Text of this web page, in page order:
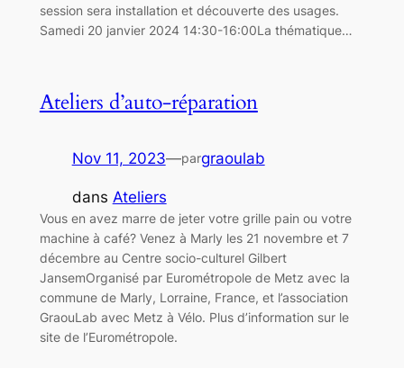
session sera installation et découverte des usages.
Samedi 20 janvier 2024 14:30-16:00La thématique…
Ateliers d’auto-réparation
Nov 11, 2023—pargraoulab
dans Ateliers
Vous en avez marre de jeter votre grille pain ou votre
machine à café? Venez à Marly les 21 novembre et 7
décembre au Centre socio-culturel Gilbert
JansemOrganisé par Eurométropole de Metz avec la
commune de Marly, Lorraine, France, et l’association
GraouLab avec Metz à Vélo. Plus d’information sur le
site de l’Eurométropole.